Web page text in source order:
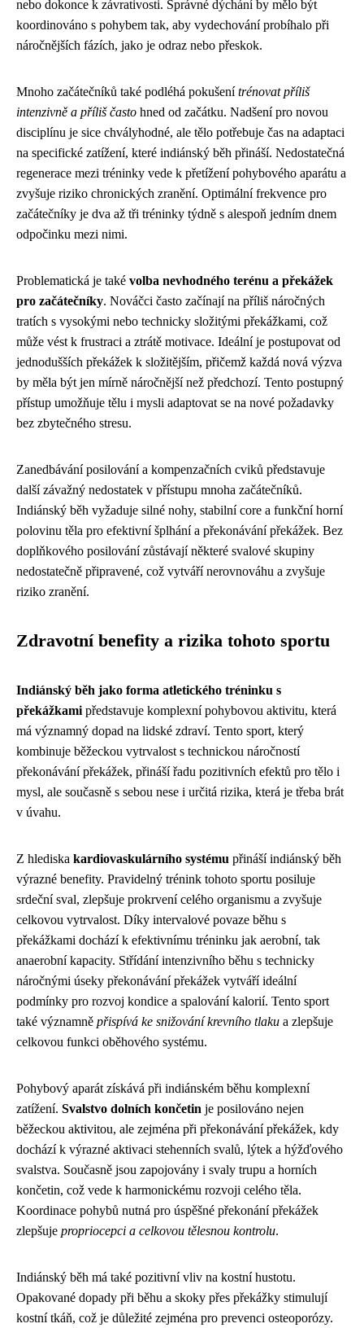
nebo dokonce k závrativosti. Správné dýchání by mělo být
koordinováno s pohybem tak, aby vydechování probíhalo při
náročnějších fázích, jako je odraz nebo přeskok.
Mnoho začátečníků také podléhá pokušenítrénovat příliš
intenzivně a příliš často hned od začátku. Nadšení pro novou
disciplínu je sice chvályhodné, ale tělo potřebuje čas na adaptaci
na specifické zatížení, které indiánský běh přináší. Nedostatečná
regenerace mezi tréninky vede k přetížení pohybového aparátu a
zvyšuje riziko chronických zranění. Optimální frekvence pro
začátečníky je dva až tři tréninky týdně s alespoň jedním dnem
odpočinku mezi nimi.
Problematická je také volba nevhodného terénu a překážek
pro začátečníky. Nováčci často začínají na příliš náročných
tratích s vysokými nebo technicky složitými překážkami, což
může vést k frustraci a ztrátě motivace. Ideální je postupovat od
jednodušších překážek k složitějším, přičemž každá nová výzva
by měla být jen mírně náročnější než předchozí. Tento postupný
přístup umožňuje tělu i mysli adaptovat se na nové požadavky
bez zbytečného stresu.
Zanedbávání posilování a kompenzačních cviků představuje
další závažný nedostatek v přístupu mnoha začátečníků.
Indiánský běh vyžaduje silné nohy, stabilní core a funkční horní
polovinu těla pro efektivní šplhání a překonávání překážek. Bez
doplňkového posilování zůstávají některé svalové skupiny
nedostatečně připravené, což vytváří nerovnováhu a zvyšuje
riziko zranění.
Zdravotní benefity a rizika tohoto sportu
Indiánský běh jako forma atletického tréninku s
překážkamipředstavuje komplexní pohybovou aktivitu, která
má významný dopad na lidské zdraví. Tento sport, který
kombinuje běžeckou vytrvalost s technickou náročností
překonávání překážek, přináší řadu pozitivních efektů pro tělo i
mysl, ale současně s sebou nese i určitá rizika, která je třeba brát
v úvahu.
Z hlediska kardiovaskulárního systému přináší indiánský běh
výrazné benefity. Pravidelný trénink tohoto sportu posiluje
srdeční sval, zlepšuje prokrvení celého organismu a zvyšuje
celkovou vytrvalost. Díky intervalové povaze běhu s
překážkami dochází k efektivnímu tréninku jak aerobní, tak
anaerobní kapacity. Střídání intenzivního běhu s technicky
náročnými úseky překonávání překážek vytváří ideální
podmínky pro rozvoj kondice a spalování kalorií. Tento sport
také významně přispívá ke snižování krevního tlaku a zlepšuje
celkovou funkci oběhového systému.
Pohybový aparát získává při indiánském běhu komplexní
zatížení. Svalstvo dolních končetin je posilováno nejen
běžeckou aktivitou, ale zejména při překonávání překážek, kdy
dochází k výrazné aktivaci stehenních svalů, lýtek a hýžďového
svalstva. Současně jsou zapojovány i svaly trupu a horních
končetin, což vede k harmonickému rozvoji celého těla.
Koordinace pohybů nutná pro úspěšné překonání překážek
zlepšuje propriocepci a celkovou tělesnou kontrolu.
Indiánský běh má také pozitivní vliv na kostní hustotu.
Opakované dopady při běhu a skoky přes překážky stimulují
kostní tkáň, což je důležité zejména pro prevenci osteoporózy.